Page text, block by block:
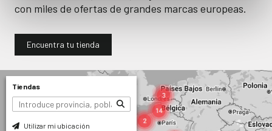
con miles de ofertas de grandes marcas europeas.
Encuentra tu tienda
Tiendas
Utilizar mi ubicación